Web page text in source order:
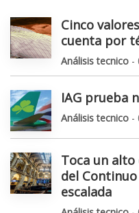
Cinco
cuenta por
Análisis tecnico -
IAG prueba
Análisis tecnico -
Toca un alto
del
escalada